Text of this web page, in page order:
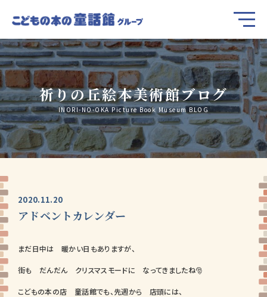
祈りの丘絵本美術館ブログ
INORI-NO-OKA Picture Book Museum BLOG
2020.11.20
アドベントカレンダー
まだ日中は 暖かい日もありますが、
街も だんだん クリスマスモードに なってきましたね🎅
こどもの本の店 童話館でも、先週から 店頭には、